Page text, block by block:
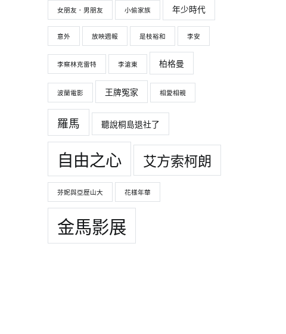
女朋友．男朋友 小偷家族 年少時代
意外 放映週報 是枝裕和 李安
李察林克雷特 李滄東 柏格曼
波蘭電影 王牌冤家 相愛相親
羅馬 聽說桐島退社了
自由之心 艾方索柯朗
芬妮與亞歷山大 花樣年華
金馬影展